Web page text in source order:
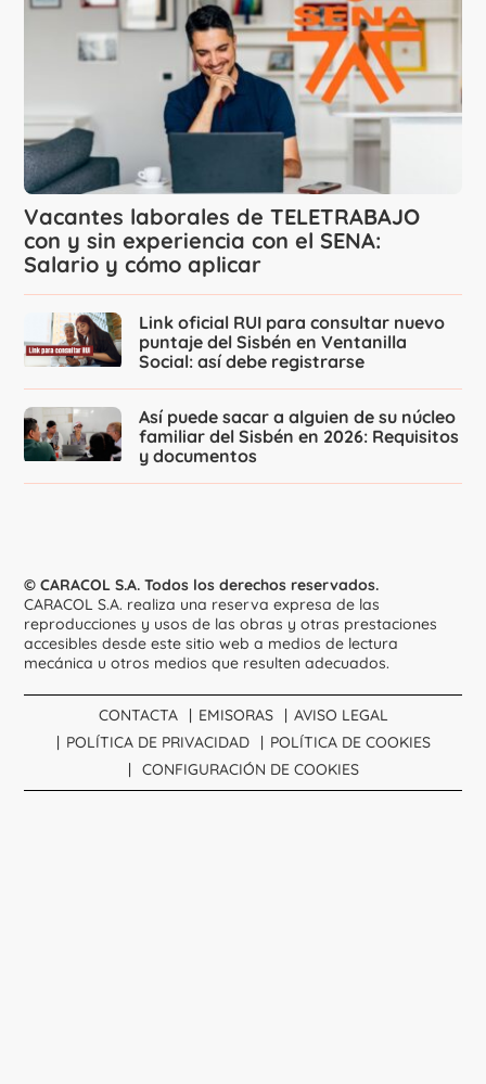
Vacantes laborales de TELETRABAJO
con y sin experiencia con el SENA:
Salario y cómo aplicar
Link oficial RUI para consultar nuevo
puntaje del Sisbén en Ventanilla
Social: así debe registrarse
Así puede sacar a alguien de su núcleo
familiar del Sisbén en 2026: Requisitos
y documentos
© CARACOL S.A. Todos los derechos reservados.
CARACOL S.A. realiza una reserva expresa de las
reproducciones y usos de las obras y otras prestaciones
accesibles desde este sitio web a medios de lectura
mecánica u otros medios que resulten adecuados.
CONTACTA EMISORAS
AVISO LEGAL
POLÍTICA DE PRIVACIDAD
POLÍTICA DE COOKIES
CONFIGURACIÓN DE COOKIES